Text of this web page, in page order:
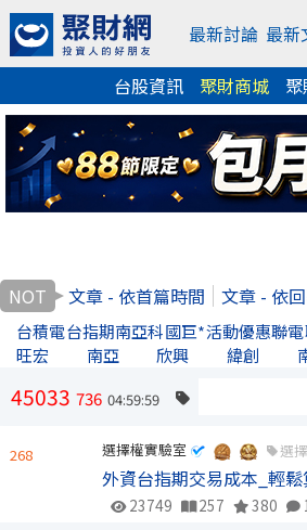
最新討論 最新
台股資訊
聚財商城
NOT 文章 - 依首篇時間 文章 - 依
台積電台指期南亞科國巨*活動優惠聯電
旺宏
南亞 欣興 緯創
45033 736 04:59:59
268 選擇權實驗室 選
外資台指期交易成本_輕
23749 257 380